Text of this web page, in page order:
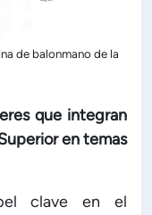
de balonmano de la
que integran
en temas
clave en el